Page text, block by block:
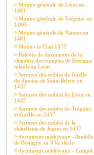
¤ Montre générale de Léon en
1481
¤ Montre générale de Tréguier en
1480.
¤ Montre générale de Vannes en
1481
¤ Montre le Chat 1375
¤ Relevés de documents de la
chambre des comptes de Bretagne
relatifs au Léon
¤ Serment des nobles de Goëllo
du diocèse de Saint-Brieuc en
1437
¤ Serment des nobles de Léon en
1437
¤ Serment des nobles de Tréguier
et Goëllo en 1437
¤ Serment des nobles de la
châtellenie de Jugon en 1437
¤ documents médiévaux - Anoblis
de Bretagne au XVe siècle
¤ documents médiévaux - Compte